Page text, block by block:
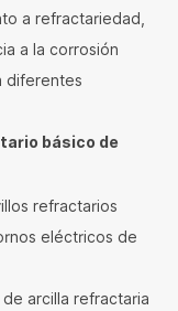
a refractariedad,
a la corrosión
diferentes
básico de
refractarios
eléctricos de
arcilla refractaria